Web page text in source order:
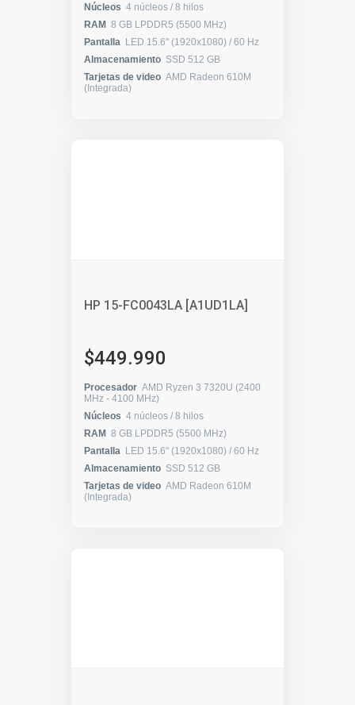
Núcleos
4 núcleos / 8 hilos
RAM 8 GB LPDDR5 (5500 MHz)
Pantalla
LED 15.6" (1920x1080) / 60 Hz
Almacenamiento SSD 512 GB
Tarjetas de video AMD Radeon 610M
(Integrada)
HP 15-FC0043LA [A1UD1LA]
$449.990
Procesador AMD Ryzen 3 7320U (2400
MHz - 4100 MHz)
Núcleos
4 núcleos / 8 hilos
RAM 8 GB LPDDR5 (5500 MHz)
Pantalla
LED 15.6" (1920x1080) / 60 Hz
Almacenamiento SSD 512 GB
Tarjetas de video AMD Radeon 610M
(Integrada)